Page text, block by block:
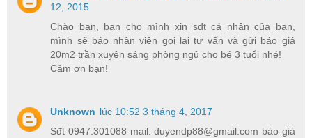
12, 2015
Chào bạn, bạn cho mình xin sdt cá nhân của bạn,
mình sẽ báo nhân viên gọi lại tư vấn và gửi báo giá
20m2 trần xuyên sáng phòng ngủ cho bé 3 tuổi nhé!
Cảm ơn bạn!
Unknown lúc 10:52 3 tháng 4, 2017
Sđt 0947.301088 mail: duyendp88@gmail.com báo giá